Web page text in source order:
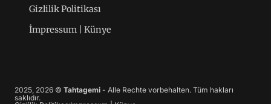
Gizlilik Politikası
İmpressum | Künye
2025, 2026 © Tahtagemi - Alle Rechte vorbehalten. Tüm hakları
saklıdır.